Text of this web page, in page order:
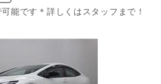
能です＊詳しくはスタッフまで！